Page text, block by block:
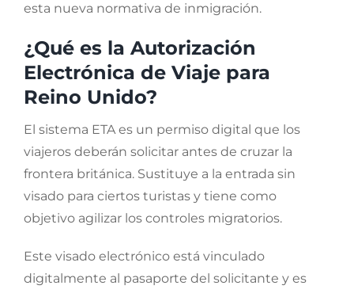
esta nueva normativa de inmigración.
¿Qué es la Autorización
Electrónica de Viaje para
Reino Unido?
El sistema ETA es un permiso digital que los
viajeros deberán solicitar antes de cruzar la
frontera británica. Sustituye a la entrada sin
visado para ciertos turistas y tiene como
objetivo agilizar los controles migratorios.
Este visado electrónico está vinculado
digitalmente al pasaporte del solicitante y es